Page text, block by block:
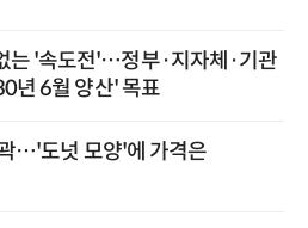
는 '속도전'…정부·지자체·기관
년 6월 양산' 목표
…'도넛 모양'에 가격은